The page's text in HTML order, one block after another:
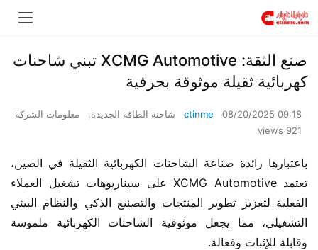
صنع الثقة: XCMG Automotive تبني شاحنات
كهربائية ثقيلة موثوقة بحرفية
ctinme 08/20/2025 09:18 شاحنة الطاقة الجديدة,
معلومات الشركة
921 views
وقابلة للإثبات وفعالة.